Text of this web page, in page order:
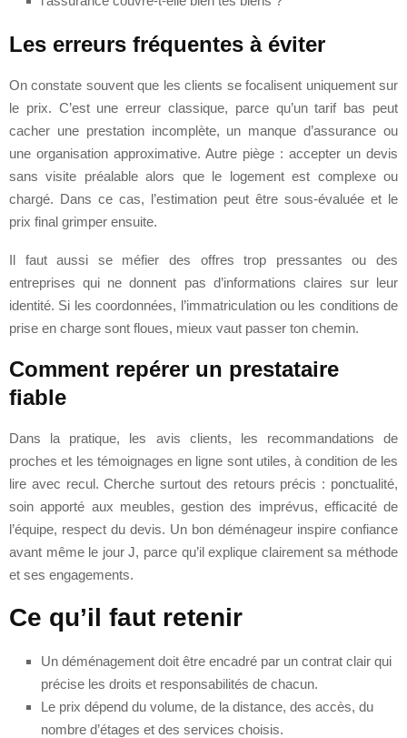
Les erreurs fréquentes à éviter
On constate souvent que les clients se focalisent uniquement sur
le prix. C’est une erreur classique, parce qu’un tarif bas peut
cacher une prestation incomplète, un manque d’assurance ou
une organisation approximative. Autre piège : accepter un devis
sans visite préalable alors que le logement est complexe ou
chargé. Dans ce cas, l’estimation peut être sous-évaluée et le
prix final grimper ensuite.
Il faut aussi se méfier des offres trop pressantes ou des
entreprises qui ne donnent pas d’informations claires sur leur
identité. Si les coordonnées, l’immatriculation ou les conditions de
prise en charge sont floues, mieux vaut passer ton chemin.
Comment repérer un prestataire
fiable
Dans la pratique, les avis clients, les recommandations de
proches et les témoignages en ligne sont utiles, à condition de les
lire avec recul. Cherche surtout des retours précis : ponctualité,
soin apporté aux meubles, gestion des imprévus, efficacité de
l’équipe, respect du devis. Un bon déménageur inspire confiance
avant même le jour J, parce qu’il explique clairement sa méthode
et ses engagements.
Ce qu’il faut retenir
Un déménagement doit être encadré par un contrat clair qui
précise les droits et responsabilités de chacun.
Le prix dépend du volume, de la distance, des accès, du
nombre d’étages et des services choisis.